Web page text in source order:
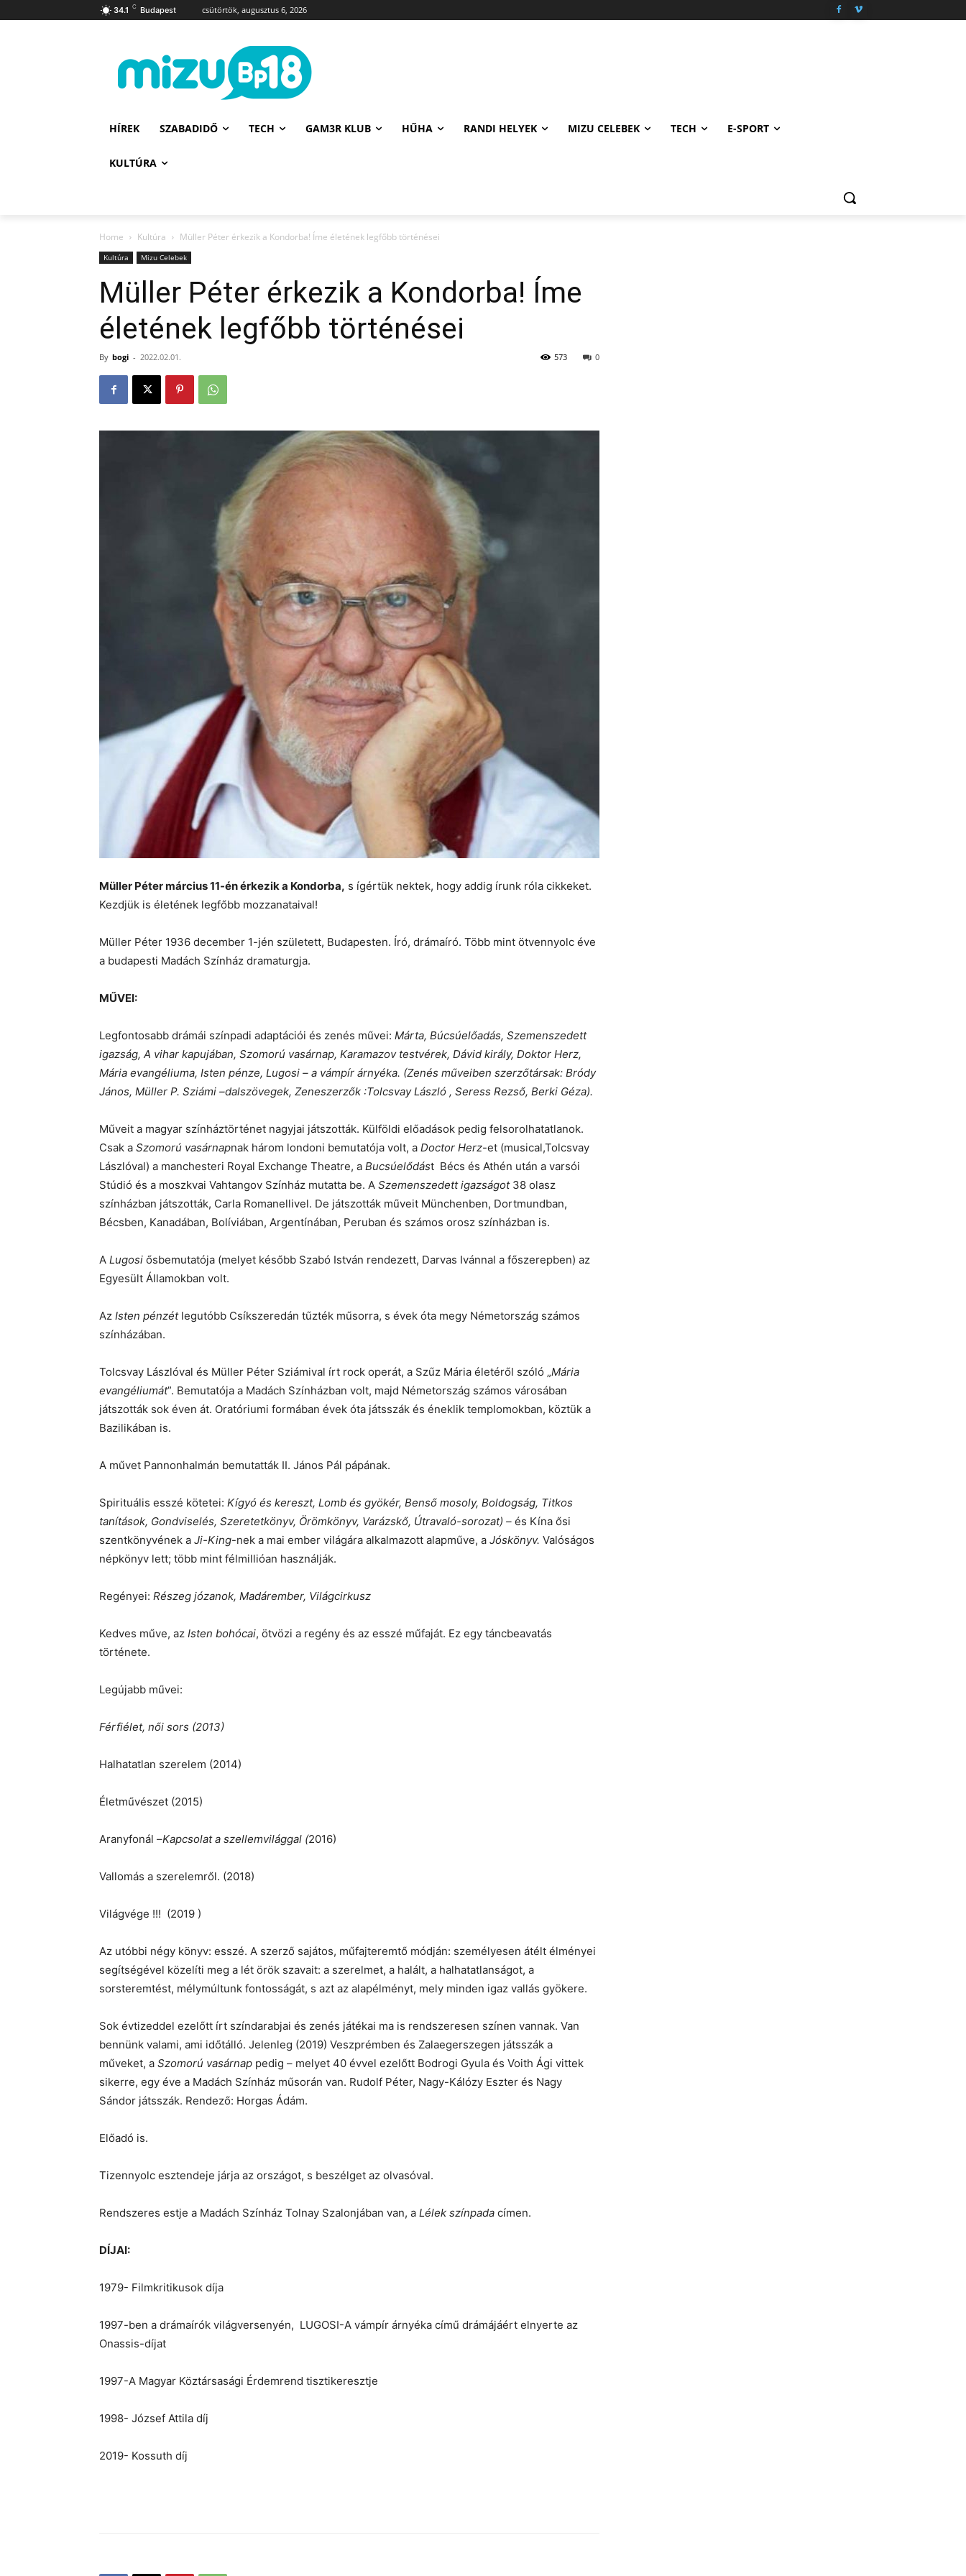
34.1 C Budapest csütörtök, augusztus 6, 2026
HÍREK SZABADIDŐ TECH GAM3R KLUB HŰHA RANDI HELYEK MIZU CELEBEK TECH E-SPORT
KULTÚRA
Home Kultúra Müller Péter érkezik a Kondorba! Íme életének legfőbb történései
Kultúra Mizu Celebek
Müller Péter érkezik a Kondorba! Íme
életének legfőbb történései
By bogi - 2022.02.01. 0
573
Müller Péter március 11-én érkezik a Kondorba, s ígértük nektek, hogy addig írunk róla cikkeket.
Kezdjük is életének legfőbb mozzanataival!
Müller Péter 1936 december 1-jén született, Budapesten. Író, drámaíró. Több mint ötvennyolc éve
a budapesti Madách Színház dramaturgja.
MŰVEI:
Legfontosabb drámái színpadi adaptációi és zenés művei: Márta, Búcsúelőadás, Szemenszedett
igazság, A vihar kapujában, Szomorú vasárnap, Karamazov testvérek, Dávid király, Doktor Herz,
Mária evangéliuma, Isten pénze, Lugosi – a vámpír árnyéka. (Zenés műveiben szerzőtársak: Bródy
János, Müller P. Sziámi –dalszövegek, Zeneszerzők :Tolcsvay László , Seress Rezső, Berki Géza).
Műveit a magyar színháztörténet nagyjai játszották. Külföldi előadások pedig felsorolhatatlanok.
Csak a Szomorú vasárnapnak három londoni bemutatója volt, a Doctor Herz-et (musical,Tolcsvay
Lászlóval) a manchesteri Royal Exchange Theatre, a Bucsúelődást Bécs és Athén után a varsói
Stúdió és a moszkvai Vahtangov Színház mutatta be. A Szemenszedett igazságot38 olasz
színházban játszották, Carla Romanellivel. De játszották műveit Münchenben, Dortmundban,
Bécsben, Kanadában, Bolíviában, Argentínában, Peruban és számos orosz színházban is.
A Lugosi ősbemutatója (melyet később Szabó István rendezett, Darvas Ivánnal a főszerepben) az
Egyesült Államokban volt.
Az Isten pénzétlegutóbb Csíkszeredán tűzték műsorra, s évek óta megy Németország számos
színházában.
Tolcsvay Lászlóval és Müller Péter Sziámival írt rock operát, a Szűz Mária életéről szóló „Mária
evangéliumát”. Bemutatója a Madách Színházban volt, majd Németország számos városában
játszották sok éven át. Oratóriumi formában évek óta játsszák és éneklik templomokban, köztük a
Bazilikában is.
A művet Pannonhalmán bemutatták II. János Pál pápának.
Spirituális esszé kötetei: Kígyó és kereszt, Lomb és gyökér, Benső mosoly, Boldogság, Titkos
tanítások, Gondviselés, Szeretetkönyv, Örömkönyv, Varázskő, Útravaló-sorozat) – és Kína ősi
szentkönyvének a Ji-King-nek a mai ember világára alkalmazott alapműve, a Jóskönyv. Valóságos
népkönyv lett; több mint félmillióan használják.
Regényei: Részeg józanok, Madárember, Világcirkusz
Kedves műve, az Isten bohócai, ötvözi a regény és az esszé műfaját. Ez egy táncbeavatás
története.
Legújabb művei:
Férfiélet, női sors (2013)
Halhatatlan szerelem (2014)
Életművészet (2015)
Aranyfonál –Kapcsolat a szellemvilággal (2016)
Vallomás a szerelemről. (2018)
Világvége !!! (2019 )
Az utóbbi négy könyv: esszé. A szerző sajátos, műfajteremtő módján: személyesen átélt élményei
segítségével közelíti meg a lét örök szavait: a szerelmet, a halált, a halhatatlanságot, a
sorsteremtést, mélymúltunk fontosságát, s azt az alapélményt, mely minden igaz vallás gyökere.
Sok évtizeddel ezelőtt írt színdarabjai és zenés játékai ma is rendszeresen színen vannak. Van
bennünk valami, ami időtálló. Jelenleg (2019) Veszprémben és Zalaegerszegen játsszák a
műveket, a Szomorú vasárnap pedig – melyet 40 évvel ezelőtt Bodrogi Gyula és Voith Ági vittek
sikerre, egy éve a Madách Színház műsorán van. Rudolf Péter, Nagy-Kálózy Eszter és Nagy
Sándor játsszák. Rendező: Horgas Ádám.
Előadó is.
Tizennyolc esztendeje járja az országot, s beszélget az olvasóval.
Rendszeres estje a Madách Színház Tolnay Szalonjában van, a Lélek színpada címen.
DÍJAI:
1979- Filmkritikusok díja
1997-ben a drámaírók világversenyén, LUGOSI-A vámpír árnyéka című drámájáért elnyerte az
Onassis-díjat
1997-A Magyar Köztársasági Érdemrend tisztikeresztje
1998- József Attila díj
2019- Kossuth díj